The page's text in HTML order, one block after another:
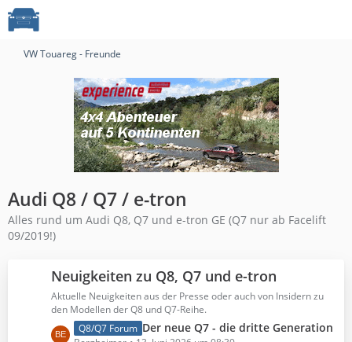
VW Touareg - Freunde
Audi Q8 / Q7 / e-tron
Alles rund um Audi Q8, Q7 und e-tron GE (Q7 nur ab Facelift
09/2019!)
Neuigkeiten zu Q8, Q7 und e-tron
Aktuelle Neuigkeiten aus der Presse oder auch von Insidern zu
den Modellen der Q8 und Q7-Reihe.
L
Q8/Q7 Forum Der neue Q7 - die dritte Generation